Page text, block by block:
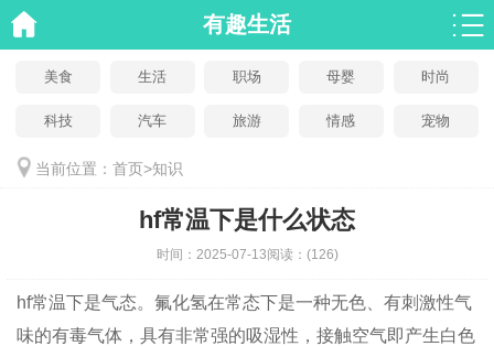
有趣生活
美食 生活 职场 母婴 时尚
科技 汽车 旅游 情感 宠物
当前位置： 首页>知识
hf常温下是什么状态
时间： 2025-07-13阅读： (126)
hf常温下是气态。氟化氢在常态下是一种无色、有刺激性气
味的有毒气体，具有非常强的吸湿性，接触空气即产生白色